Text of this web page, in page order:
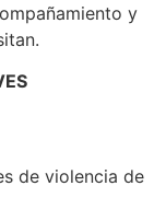
y
de violencia de